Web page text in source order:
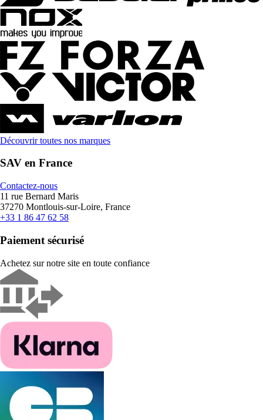
Découvrir toutes nos marques
SAV en France
Contactez-nous
11 rue Bernard Maris
37270 Montlouis-sur-Loire, France
+33 1 86 47 62 58
Paiement sécurisé
Achetez sur notre site en toute confiance